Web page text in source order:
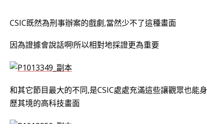
CSIC既然為刑事辦案的戲劇,當然少不了這種畫面
因為證據會說話啊!所以相對地採證更為重要
和其它節目最大的不同,是CSIC處處充滿這些讓觀眾也能身
歷其境的高科技畫面